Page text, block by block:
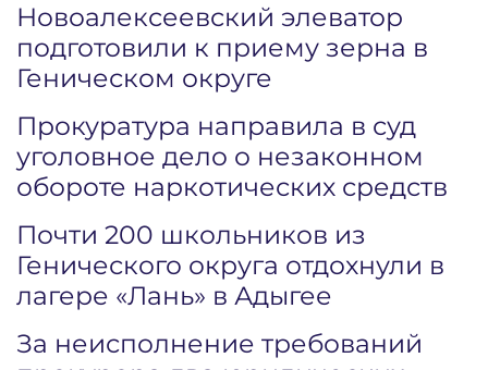
Новоалексеевский элеватор
подготовили к приему зерна в
Геническом округе
Прокуратура направила в суд
уголовное дело о незаконном
обороте наркотических средств
Почти 200 школьников из
Генического округа отдохнули в
лагере «Лань» в Адыгее
За неисполнение требований